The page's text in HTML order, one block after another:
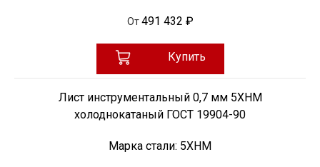
От 491 432 ₽
Купить
Лист инструментальный 0,7 мм 5ХНМ
холоднокатаный ГОСТ 19904-90
Марка стали: 5ХНМ